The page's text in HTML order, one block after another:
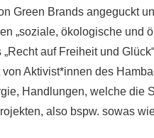
Green Brands angeguckt
„soziale, ökologische und
auf Freiheit und
Aktivist*innen des
Handlungen, welche die
also bspw. sowas